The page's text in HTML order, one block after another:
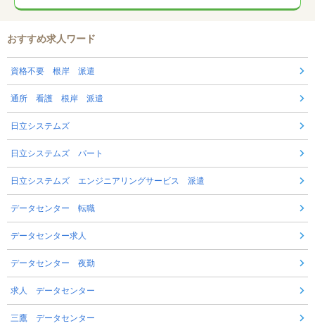
おすすめ求人ワード
資格不要 根岸 派遣
通所 看護 根岸 派遣
日立システムズ
日立システムズ パート
日立システムズ エンジニアリングサービス 派遣
データセンター 転職
データセンター求人
データセンター 夜勤
求人 データセンター
三鷹 データセンター